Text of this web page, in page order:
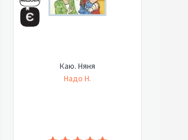
Каю. Няня
Надо Н.